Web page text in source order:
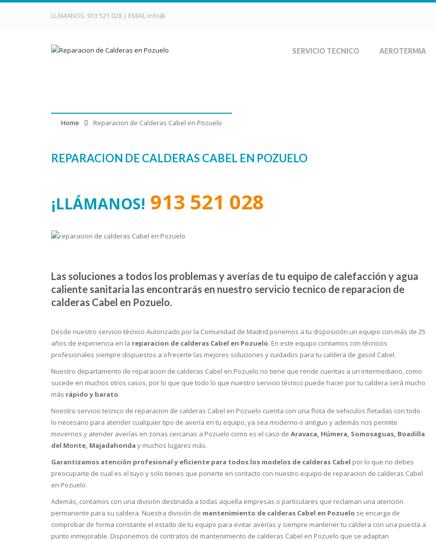
LLÁMANOS: 913 521 028 | EMAIL info@
SERVICIO TECNICO AEROTERMIA
Home Reparacion de Calderas Cabel en Pozuelo
REPARACION DE CALDERAS CABEL EN POZUELO
¡LLÁMANOS! 913 521 028
Las soluciones a todos los problemas y averías de tu equipo de calefacción y agua
caliente sanitaria las encontrarás en nuestro servicio tecnico de reparacion de
calderas Cabel en Pozuelo.
Desde nuestro servicio técnico Autorizado por la Comunidad de Madrid ponemos a tu disposición un equipo con más de 25
años de experiencia en la reparacion de calderas Cabel en Pozuelo. En este equipo contamos con técnicos
profesionales siempre dispuestos a ofrecerte las mejores soluciones y cuidados para tu caldera de gasoil Cabel.
Nuestro departamento de reparacion de calderas Cabel en Pozuelo no tiene que rendir cuentas a un intermediario, como
sucede en muchos otros casos, por lo que que todo lo que nuestro servicio técnico puede hacer por tu caldera será mucho
más rápido y barato.
Noestro servicio tecnico de reparacion de calderas Cabel en Pozuelo cuenta con una flota de vehiculos fletadas con todo
lo necesario para atender cualquier tipo de avería en tu equipo, ya sea moderno o antiguo y además nos permite
movernos y atender averías en zonas cercanas a Pozuelo como es el caso de Aravaca, Húmera, Somosaguas, Boadilla
del Monte, Majadahonda y muchos lugares más.
Garantizamos atención profesional y eficiente para todos los modelos de calderas Cabel por lo que no debes
preocuparte de cual es el tuyo y solo tienes que ponerte en contacto con nuestro equipo de reparacion de calderas Cabel
en Pozuelo.
Además, contamos con una división destinada a todas aquella empresas o particulares que reclaman una atención
permanente para su caldera. Nuestra división de mantenimiento de calderas Cabel en Pozuelo se encarga de
comprobar de forma constante el estado de tu equipo para evitar averías y siempre mantener tu caldera con una puesta a
punto inmejorable. Disponemos de contratos de mantenimiento de calderas Cabel en Pozuelo que se adaptan